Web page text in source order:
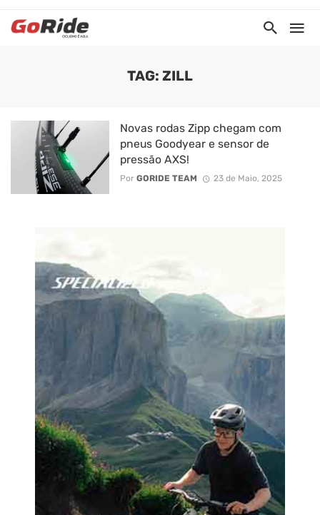
TAG: ZILL
Novas rodas Zipp chegam com
pneus Goodyear e sensor de
pressão AXS!
Por GORIDE TEAM 23 de Maio, 2025